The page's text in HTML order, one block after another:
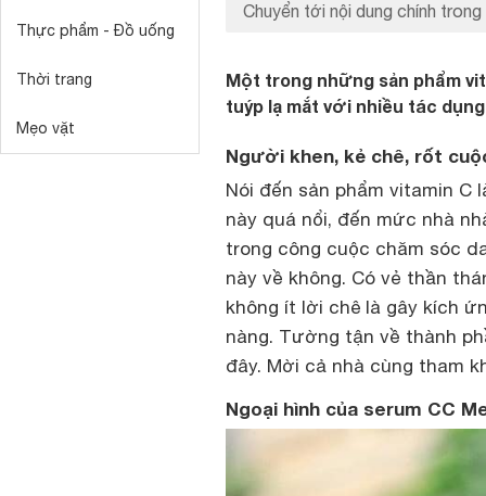
Thực phẩm - Đồ uống
Thời trang
Mẹo vặt
Chuyển tới nội dung chính trong
Một trong những sản phẩm
tuýp lạ mắt với nhiều tác
Người khen, kẻ chê, rốt
Nói đến sản phẩm vitamin C
này quá nổi, đến mức nhà
trong công cuộc chăm sóc
này về không. Có vẻ thần
không ít lời chê là gây kích
nàng. Tường tận về thành
đây. Mời cả nhà cùng tham
Ngoại hình của serum CC